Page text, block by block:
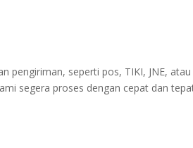
seperti pos, TIKI, JNE,
segera proses dengan cepat dan